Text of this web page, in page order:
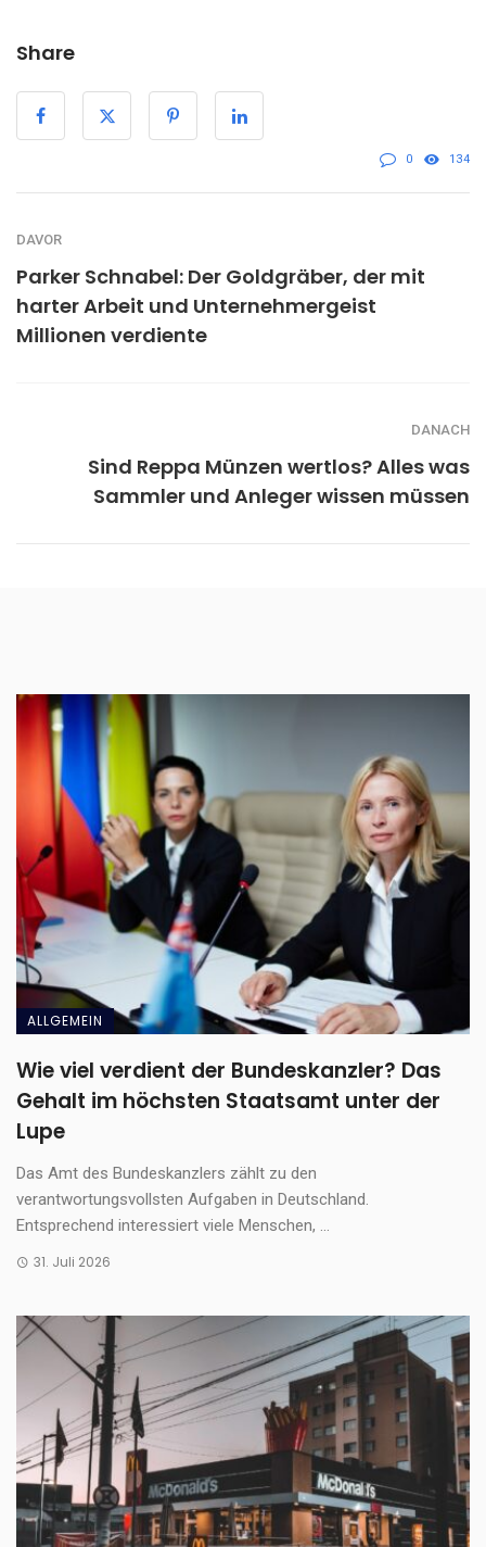
Share
0 134
DAVOR
Parker Schnabel: Der Goldgräber, der mit
harter Arbeit und Unternehmergeist
Millionen verdiente
DANACH
Sind Reppa Münzen wertlos? Alles was
Sammler und Anleger wissen müssen
ALLGEMEIN
Wie viel verdient der Bundeskanzler? Das
Gehalt im höchsten Staatsamt unter der
Lupe
Das Amt des Bundeskanzlers zählt zu den
verantwortungsvollsten Aufgaben in Deutschland.
Entsprechend interessiert viele Menschen, ...
31. Juli 2026